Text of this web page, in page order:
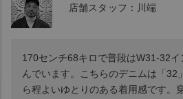
店舗スタッフ：川端
170センチ68キロで普段はW31-32
んでいます。こちらのデニムは「32
ら程よいゆとりのある着用感です。